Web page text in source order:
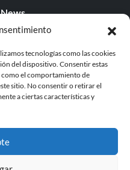
tecnologías como las cookies
del dispositivo. Consentir estas
el comportamiento de
sitio. No consentir o retirar el
a ciertas características y
Games